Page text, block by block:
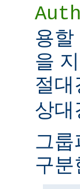
용할
을
절
상대
그룹
구분